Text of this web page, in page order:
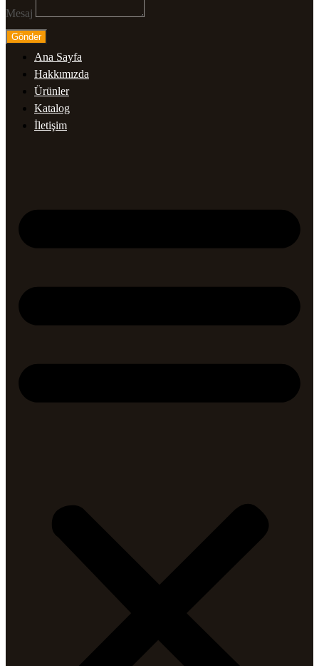
Mesaj
Gönder
Ana Sayfa
Hakkımızda
Ürünler
Katalog
İletişim